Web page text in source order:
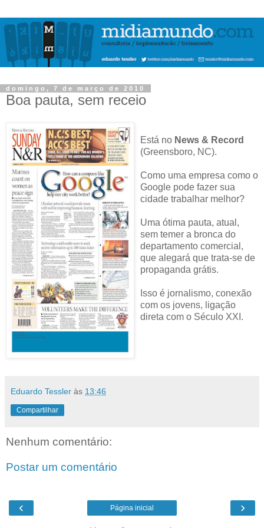
domingo, 7 de março de 2010
Boa pauta, sem receio
Está no News & Record
(Greensboro, NC).
Como uma empresa como o
Google pode fazer sua
cidade trabalhar melhor?
Uma ótima pauta, atual,
sem temer a bronca do
departamento comercial,
que alegará que trata-se de
propaganda grátis.
Isso é jornalismo, conexão
com os jovens, ligação
direta com o Século XXI.
Eduardo Tessler às 13:46
Compartilhar
Nenhum comentário:
Postar um comentário
‹ ›
Página inicial